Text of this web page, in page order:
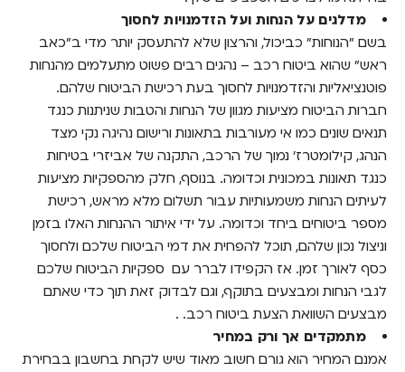
מדלגים על הנחות ועל הזדמנויות לחסוך
בשם "הנוחות" כביכול, והרצון שלא להתעסק יותר מדי ב"כאב
ראש" שהוא ביטוח רכב – נהגים רבים פשוט מתעלמים מהנחות
פוטנציאליות והזדמנויות לחסוך בעת רכישת הביטוח שלהם.
חברות הביטוח מציעות מגוון של הנחות והטבות שניתנות כנגד
תנאים שונים כמו אי מעורבות בתאונות ורישום נהיגה נקי מצד
הנהג, קילומטרז' נמוך של הרכב, התקנה של אביזרי בטיחות
כנגד תאונות במכונית וכדומה. בנוסף, חלק מהספקיות מציעות
לעיתים הנחות משמעותיות עבור תשלום מלא מראש, רכישת
מספר ביטוחים ביחד וכדומה. על ידי איתור ההנחות האלו בזמן
וניצול נכון שלהם, תוכל להפחית את דמי הביטוח שלכם ולחסוך
כסף לאורך זמן. אז הקפידו לברר עם ספקיות הביטוח שלכם
לגבי הנחות ומבצעים בתוקף, וגם לבדוק זאת תוך כדי שאתם
מבצעים השוואת הצעת ביטוח רכב. .
מתמקדים אך ורק במחיר
אמנם המחיר הוא גורם חשוב מאוד שיש לקחת בחשבון בבחירת